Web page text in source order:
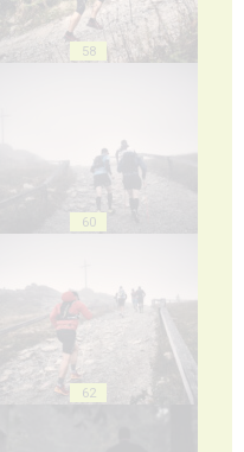
58
60
62